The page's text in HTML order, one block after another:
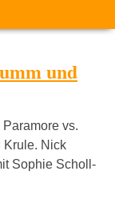
und
vs.
Krule. Nick
Sophie Scholl-